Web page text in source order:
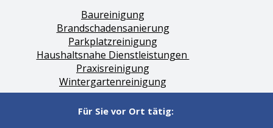
Baureinigung
Brandschadensanierung
Parkplatzreinigung
Haushaltsnahe Dienstleistungen
Praxisreinigung
Wintergartenreinigung
Für Sie vor Ort tätig: